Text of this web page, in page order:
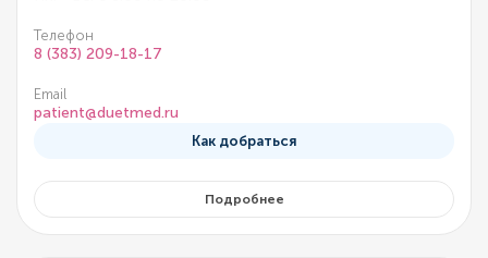
Телефон
8 (383) 209-18-17
Email
patient@duetmed.ru
Как добраться
Подробнее